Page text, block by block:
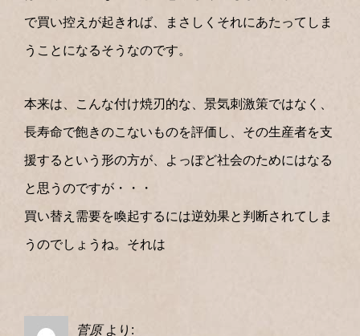
で買い控えが起きれば、まさしくそれにあたってしま
うことになるそうなのです。
本来は、こんな付け焼刃的な、景気刺激策ではなく、
長寿命で飽きのこないものを評価し、その生産者を支
援するという形の方が、よっぽど社会のためにはなる
と思うのですが・・・
買い替え需要を喚起するには逆効果と判断されてしま
うのでしょうね。それは
菅原 より: